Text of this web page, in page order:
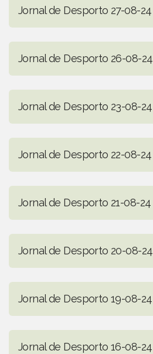
Jornal de Desporto 27-08-24
Jornal de Desporto 26-08-24
Jornal de Desporto 23-08-24
Jornal de Desporto 22-08-24
Jornal de Desporto 21-08-24
Jornal de Desporto 20-08-24
Jornal de Desporto 19-08-24
Jornal de Desporto 16-08-24